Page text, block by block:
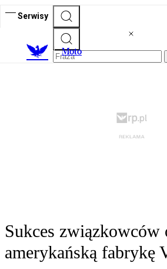
Serwisy
Moto
Sukces związkowców
amerykańską fabrykę